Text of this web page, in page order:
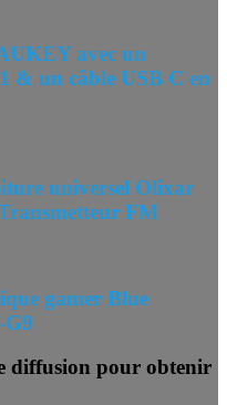
avec un
& un câble USB C en
universel Olixar
FM
gamer Blue
diffusion pour obtenir